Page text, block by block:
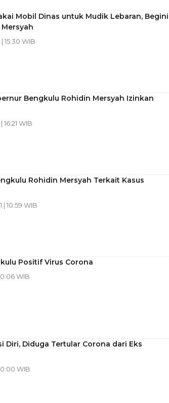
Mobil Dinas untuk Mudik Lebaran, Begini
15:30 WIB
Bengkulu Rohidin Mersyah Izinkan
16:21 WIB
Rohidin Mersyah Terkait Kasus
| 10:59 WIB
Positif Virus Corona
WIB
Diri, Diduga Tertular Corona dari Eks
WIB